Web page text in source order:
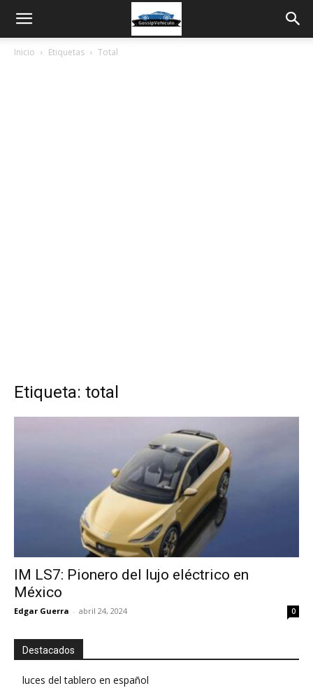
Inicio Etiquetas Total
Etiqueta: total
IM LS7: Pionero del lujo eléctrico en
México
Edgar Guerra - abril 24, 2024 0
Destacados
luces del tablero en español